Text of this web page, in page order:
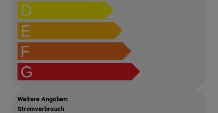
D
E
F
G
Weitere Angaben:
Stromverbrauch